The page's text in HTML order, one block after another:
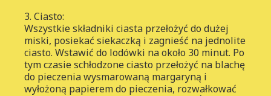
3. Ciasto:
Wszystkie składniki ciasta przełożyć do dużej
miski, posiekać siekaczką i zagnieść na jednolite
ciasto. Wstawić do lodówki na około 30 minut. Po
tym czasie schłodzone ciasto przełożyć na blachę
do pieczenia wysmarowaną margaryną i
wyłożoną papierem do pieczenia, rozwałkować